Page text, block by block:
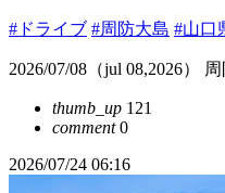
#ドライブ #周防大島 #山口
2026/07/08（jul 08,2026）
thumb_up 121
comment0
2026/07/24 06:16